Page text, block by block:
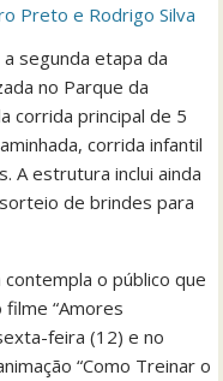
Preto e Rodrigo Silva
segunda etapa da
no Parque da
corrida principal de 5
corrida infantil
A estrutura inclui ainda
de brindes para
o público que
filme “Amores
feira (12) e no
“Como Treinar o